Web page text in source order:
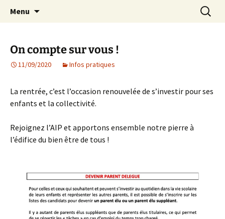
AIP Paris 14 – Association
Indépendante des Parents
d'élèves depuis 1981
Agit – s'Investit – Participe au service des
enfants du secteur scolaire Dolent-Arago-
Menu
On compte sur vous !
11/09/2020 Infos pratiques
La rentrée, c’est l’occasion renouvelée de s’investir pour ses
enfants et la collectivité.
Rejoignez l’AIP et apportons ensemble notre pierre à
l’édifice du bien être de tous !